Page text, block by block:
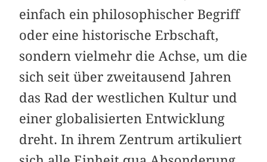
einfach ein philosophischer Begriff
oder eine historische Erbschaft,
sondern vielmehr die Achse, um die
sich seit über zweitausend Jahren
das Rad der westlichen Kultur und
einer globalisierten Entwicklung
dreht. In ihrem Zentrum artikuliert